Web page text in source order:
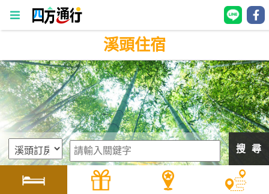
四
方
通
行
訂
房
灣
溪頭住宿
搜 尋